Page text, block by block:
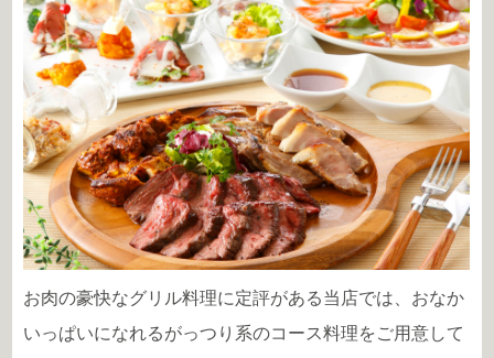
お肉の豪快なグリル料理に定評がある当店では、おなか
いっぱいになれるがっつり系のコース料理をご用意して